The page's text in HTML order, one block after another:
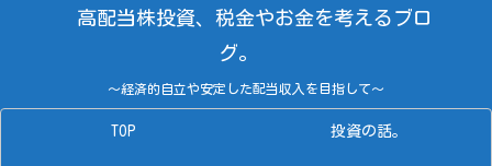
高配当株投資、税金やお金を考えるブロ
グ。
～経済的自立や安定した配当収入を目指して～
TOP 投資の話。